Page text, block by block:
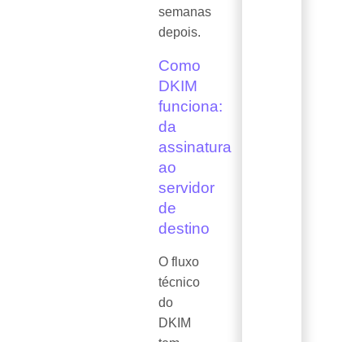
semanas
depois.
Como
DKIM
funciona:
da
assinatura
ao
servidor
de
destino
O fluxo
técnico
do
DKIM